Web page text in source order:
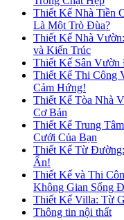
Thiết Kế Nhà Tiền
Là Một Trò Đùa?
Thiết Kế Nhà
và Kiến Trúc
Thiết Kế Sân
Thiết Kế Thi Công
Cảm Hứng!
Thiết Kế Tòa Nhà
Cơ Bản
Thiết Kế Trung
Cưới Của Bạn
Thiết Kế Từ
Ẩn!
Thiết Kế và Thi
Không Gian Sống
Thiết Kế Villa: Từ
Thông tin nội thất